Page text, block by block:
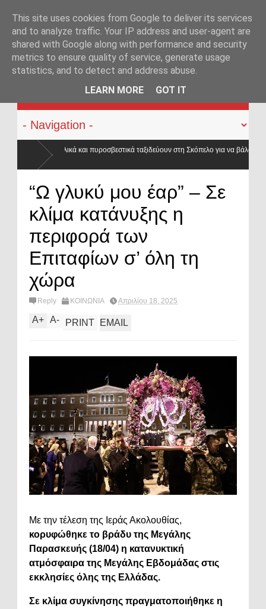
KATEHACKER
ταξιδεύουν στη Σκόπελο για να βάλουν
“Ω γλυκύ μου έαρ” – Σε
κλίμα κατάνυξης η
περιφορά των
Επιταφίων σ’ όλη τη
χώρα
Reply ΚΟΙΝΩΝΙΑ Απριλίου 18, 2025
A+ A- PRINT EMAIL
Με την τέλεση της Ιεράς Ακολουθίας,
κορυφώθηκε το βράδυ της Μεγάλης
Παρασκευής (18/04) η κατανυκτική
ατμόσφαιρα της Μεγάλης Εβδομάδας στις
εκκλησίες όλης της Ελλάδας.
Σε κλίμα συγκίνησης πραγματοποιήθηκε η
This site uses cookies from Google to deliver its services
and to analyze traffic. Your IP address and user-agent are
shared with Google along with performance and security
metrics to ensure quality of service, generate usage
statistics, and to detect and address abuse.
LEARN MORE
GOT IT